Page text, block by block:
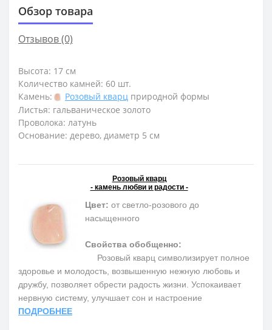
Обзор товара
Отзывов (0)
Высота: 17 см
Количество камней: 60 шт.
Камень:
Розовый кварц природной формы
Листья: гальваническое золото
Проволока: латунь
Основание: дерево, диаметр 5 см
Розовый кварц
- камень любви и радости -
Цвет: от светло-розового до
насыщенного
Свойства обобщенно:
Розовый кварц символизирует полное
здоровье и молодость, возвышенную нежную любовь и
дружбу, позволяет обрести радость жизни. Успокаивает
нервную систему, улучшает сон и настроение
ПОДРОБНЕЕ